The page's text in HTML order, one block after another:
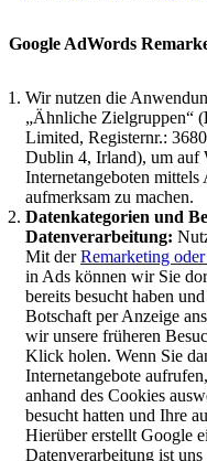
Google AdWords
Wir nutzen die
„Ähnliche Zielgruppen“ (
Limited, Registernr.:
Dublin 4, Irland), um auf
Internetangeboten mittels
aufmerksam zu machen.
Datenkategorien und
Datenverarbeitung:
Mit derRemarketing
in Ads können wir Sie
bereits besucht haben
Botschaft per Anzeige
wir unsere früheren
Klick holen. Wenn Sie
Internetangebote
anhand des Cookies
besucht hatten und Ihre
Hierüber erstellt Google
Datenverarbeitung ist